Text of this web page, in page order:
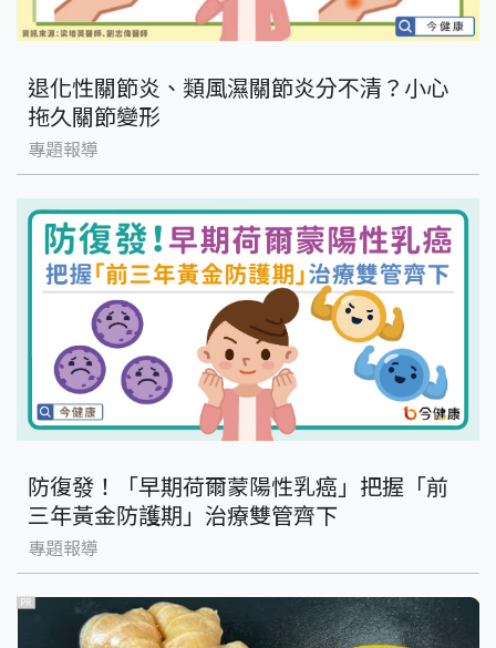
退化性關節炎、類風濕關節炎分不清？小心
拖久關節變形
專題報導
防復發！「早期荷爾蒙陽性乳癌」把握「前
三年黃金防護期」治療雙管齊下
專題報導
PR